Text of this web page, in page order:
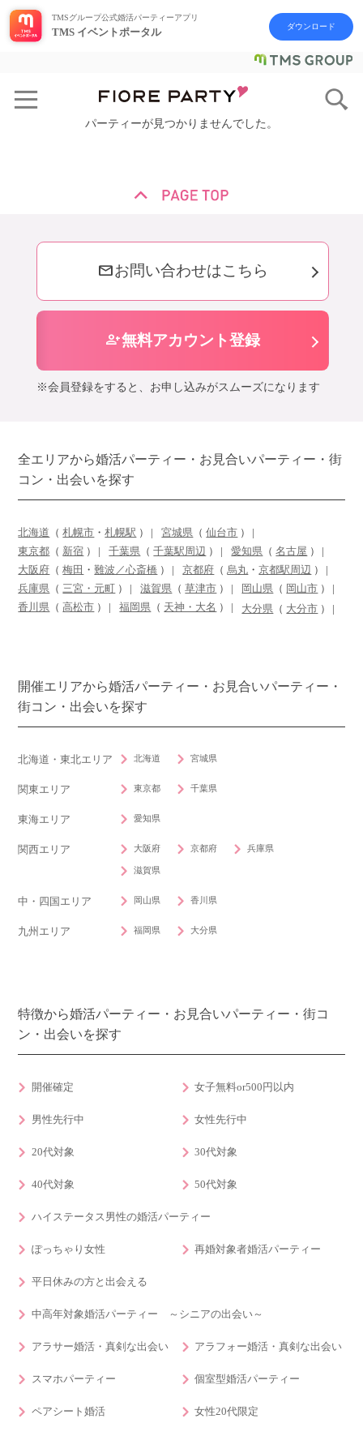
TMSグループ公式婚活パーティーアプリ
TMS イベントポータル ダウンロード
パーティーが見つかりませんでした。
mailお問い合わせはこちら
person_add無料アカウント登録
※会員登録をすると、お申し込みがスムーズになります
全エリアから婚活パーティー・お見合いパーティー・街
コン・出会いを探す
北海道 （札幌市 ・札幌駅 ） 宮城県 （仙台市 ）
東京都 （ 新宿 ） 千葉県 （千葉駅周辺 ） 愛知県 （名古屋 ）
大阪府 （梅田 ・難波／心斎橋 ） 京都府 （烏丸 ・京都駅周辺 ）
兵庫県 （三宮・元町 ） 滋賀県 （草津市 ） 岡山県 （ 岡山市 ）
香川県 （ 高松市 ） 福岡県 （ 天神・大名 ） 大分県 （ 大分市 ）
開催エリアから婚活パーティー・お見合いパーティー・
街コン・出会いを探す
北海道・東北エリア 北海道 宮城県
関東エリア 東京都 千葉県
東海エリア 愛知県
関西エリア 大阪府 京都府 兵庫県
滋賀県
中・四国エリア 岡山県 香川県
九州エリア 福岡県 大分県
特徴から婚活パーティー・お見合いパーティー・街コ
ン・出会いを探す
開催確定 女子無料or500円以内
男性先行中 女性先行中
20代対象 30代対象
40代対象 50代対象
ハイステータス男性の婚活パーティー
ぽっちゃり女性 再婚対象者婚活パーティー
平日休みの方と出会える
中高年対象婚活パーティー ～シニアの出会い～
アラサー婚活・真剣な出会い アラフォー婚活・真剣な出会い
スマホパーティー 個室型婚活パーティー
ペアシート婚活 女性20代限定